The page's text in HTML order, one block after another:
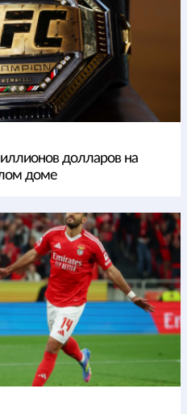
долларов на
доме